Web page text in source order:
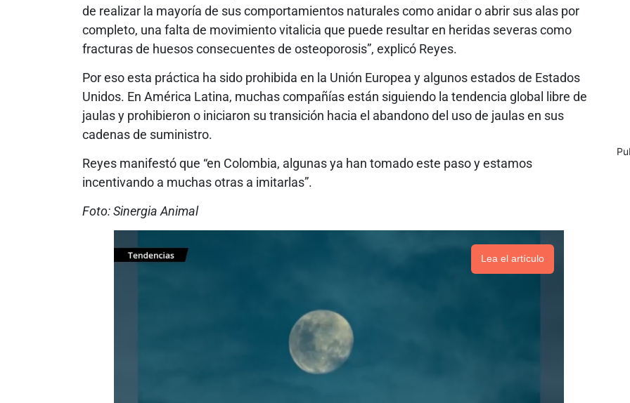
de realizar la mayoría de sus comportamientos naturales como anidar o abrir sus alas por
completo, una falta de movimiento vitalicia que puede resultar en heridas severas como
fracturas de huesos consecuentes de osteoporosis”, explicó Reyes.
Por eso esta práctica ha sido prohibida en la Unión Europea y algunos estados de Estados
Unidos. En América Latina, muchas compañías están siguiendo la tendencia global libre de
jaulas y prohibieron o iniciaron su transición hacia el abandono del uso de jaulas en sus
cadenas de suministro.
Reyes manifestó que “en Colombia, algunas ya han tomado este paso y estamos
incentivando a muchas otras a imitarlas”.
Foto: Sinergia Animal
Lea el artículo